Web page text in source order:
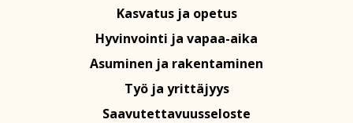
Kasvatus ja opetus
Hyvinvointi ja vapaa-aika
Asuminen ja rakentaminen
Työ ja yrittäjyys
Saavutettavuusseloste